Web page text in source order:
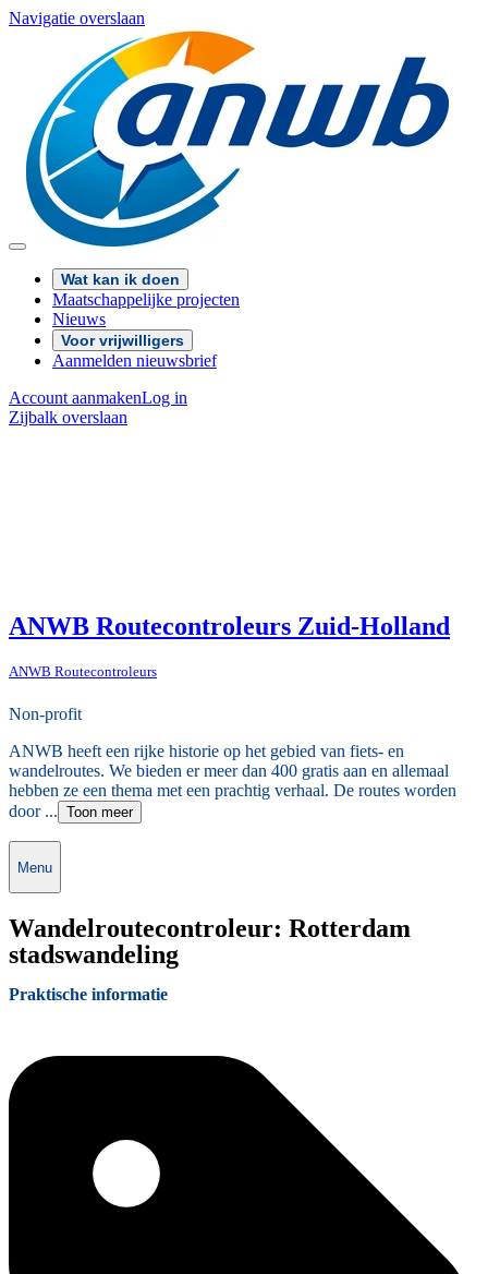
Navigatie overslaan
Wat kan ik doen
Maatschappelijke projecten
Nieuws
Voor vrijwilligers
Aanmelden nieuwsbrief
Account aanmakenLog in
Zijbalk overslaan
ANWB Routecontroleurs Zuid-Holland
ANWB Routecontroleurs
Non-profit
ANWB heeft een rijke historie op het gebied van fiets- en
wandelroutes. We bieden er meer dan 400 gratis aan en allemaal
hebben ze een thema met een prachtig verhaal. De routes worden
door ... Toon meer
Menu
Wandelroutecontroleur: Rotterdam
stadswandeling
Praktische informatie